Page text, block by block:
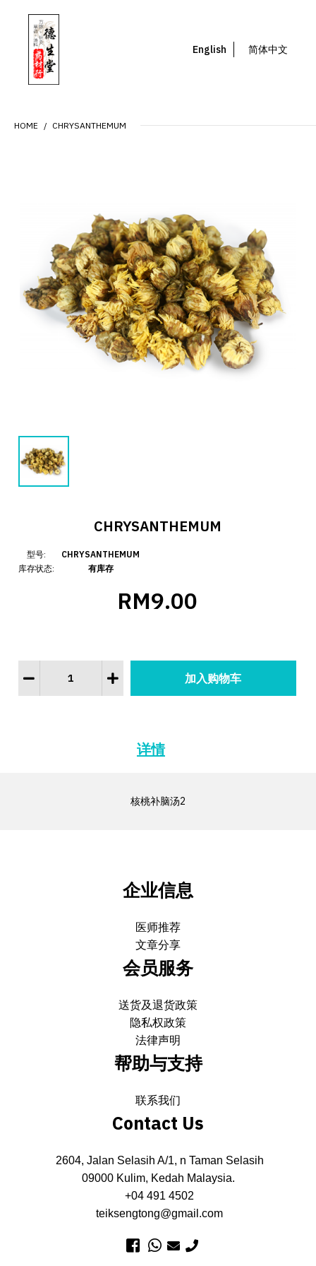
English 简体中文
HOME CHRYSANTHEMUM
CHRYSANTHEMUM
型号:
库存状态:
CHRYSANTHEMUM
有库存
RM9.00
详情
核桃补脑汤2
企业信息
医师推荐
文章分享
会员服务
送货及退货政策
隐私权政策
法律声明
帮助与支持
联系我们
Contact Us
2604, Jalan Selasih A/1, n Taman Selasih
09000 Kulim, Kedah Malaysia.
+04 491 4502
teiksengtong@gmail.com